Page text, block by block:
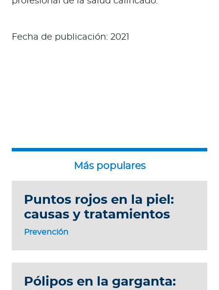
Fecha de publicación: 2021
Prevención
Puntos rojos en la piel:
causas y tratamientos
Pólipos en la garganta: